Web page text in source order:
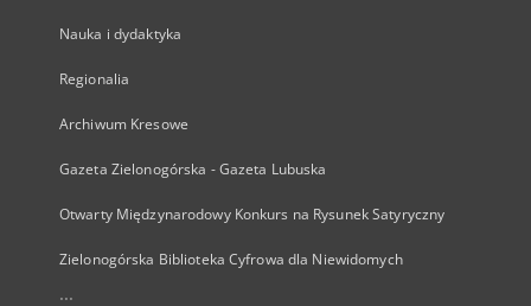
Nauka i dydaktyka
Regionalia
Archiwum Kresowe
Gazeta Zielonogórska - Gazeta Lubuska
Otwarty Międzynarodowy Konkurs na Rysunek Satyryczny
Zielonogórska Biblioteka Cyfrowa dla Niewidomych
...